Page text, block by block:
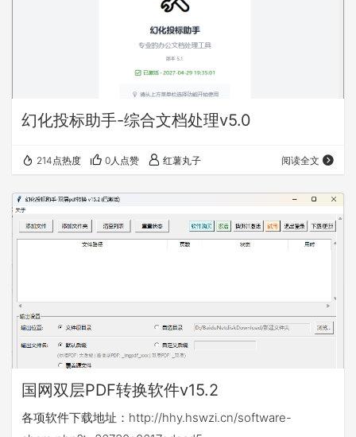
幻化投标助手-综合文档处理v5.0
214点热度 0人点赞 红薯丸子 阅读全文
国网双层PDF转换软件v15.2
各项软件下载地址：http://hhy.hswzi.cn/software-